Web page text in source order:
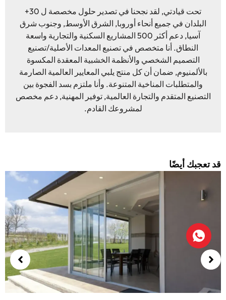
تحت قيادتي, لقد نجحنا في تصدير حلول مخصصة ل 30+
البلدان في جميع أنحاء أوروبا, الشرق الأوسط, وجنوب شرق
آسيا, دعم أكثر 500 المشاريع السكنية والتجارية واسعة
النطاق. أنا متخصص في تصنيع المعدات الأصلية/تصنيع
التصميم الشخصي والأنظمة الخشبية المعقدة المكسوة
بالألمنيوم, ضمان أن كل منتج يلبي المعايير العالمية الصارمة
والمتطلبات المناخية المتنوعة. وأنا ملتزم بسد الفجوة بين
التصنيع المتقدم والتجارة العالمية, توفير المهنية, دعم مخصص
لمشروعك القادم.
تعجبك أيضًا